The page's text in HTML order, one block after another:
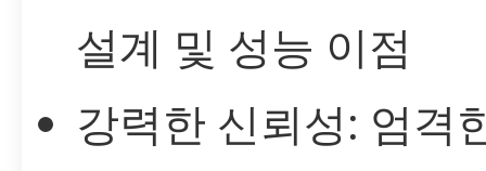
설계 및 성능 이점
강력한 신뢰성: 엄격